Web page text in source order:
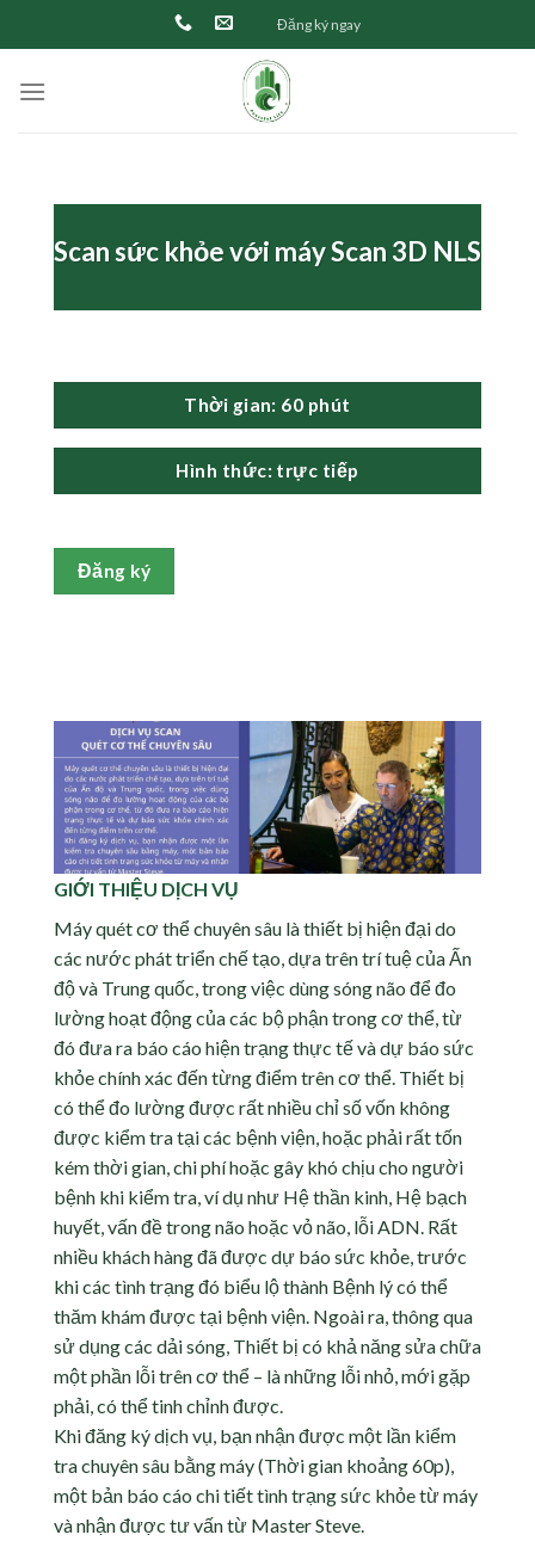
to
Đăng ký ngay
Scan sức khỏe với máy Scan 3D NLS
Thời gian: 60 phút
Hình thức: trực tiếp
Đăng ký
GIỚI THIỆU DỊCH VỤ
Máy quét cơ thể chuyên sâu là thiết bị hiện đại do
các nước phát triển chế tạo, dựa trên trí tuệ của Ấn
độ và Trung quốc, trong việc dùng sóng não để đo
lường hoạt động của các bộ phận trong cơ thể, từ
đó đưa ra báo cáo hiện trạng thực tế và dự báo sức
khỏe chính xác đến từng điểm trên cơ thể. Thiết bị
có thể đo lường được rất nhiều chỉ số vốn không
được kiểm tra tại các bệnh viện, hoặc phải rất tốn
kém thời gian, chi phí hoặc gây khó chịu cho người
bệnh khi kiểm tra, ví dụ như Hệ thần kinh, Hệ bạch
huyết, vấn đề trong não hoặc vỏ não, lỗi ADN. Rất
nhiều khách hàng đã được dự báo sức khỏe, trước
khi các tình trạng đó biểu lộ thành Bệnh lý có thể
thăm khám được tại bệnh viện. Ngoài ra, thông qua
sử dụng các dải sóng, Thiết bị có khả năng sửa chữa
một phần lỗi trên cơ thể – là những lỗi nhỏ, mới gặp
phải, có thể tinh chỉnh được.
Khi đăng ký dịch vụ, bạn nhận được một lần kiểm
tra chuyên sâu bằng máy (Thời gian khoảng 60p),
một bản báo cáo chi tiết tình trạng sức khỏe từ máy
và nhận được tư vấn từ Master Steve.